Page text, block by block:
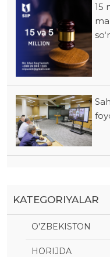
15
KATEGORIYALAR
O'ZBEKISTON
HORIJDA